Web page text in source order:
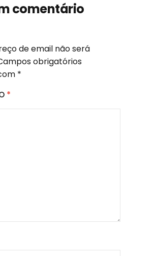
comentário
de email não será
obrigatórios
*
*